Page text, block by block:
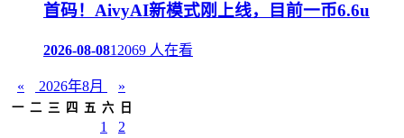
首码！AivyAI新模式刚上线，目前一币6.6u
2026-08-0812069 人在看
« 2026年8月 »
一 二 三 四 五 六 日
1
2